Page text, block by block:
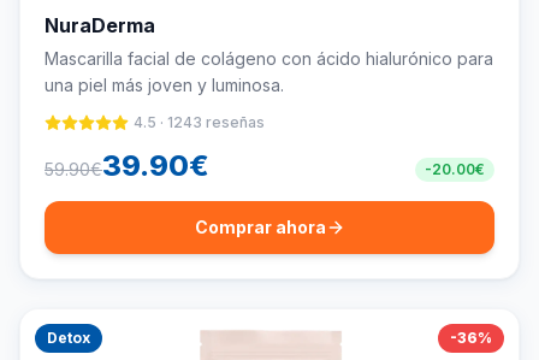
NuraDerma
Mascarilla facial de colágeno con ácido hialurónico para
una piel más joven y luminosa.
4.5 · 1243 reseñas
59.90€39.90€ -20.00€
Comprar ahora
Detox -36%